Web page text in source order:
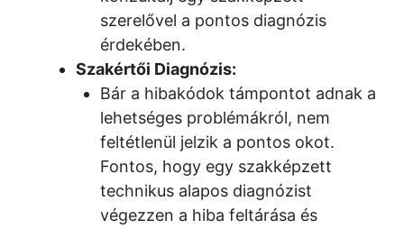
szerelővel a pontos diagnózis
érdekében.
Szakértői Diagnózis:
Bár a hibakódok támpontot adnak a
lehetséges problémákról, nem
feltétlenül jelzik a pontos okot.
Fontos, hogy egy szakképzett
technikus alapos diagnózist
végezzen a hiba feltárása és